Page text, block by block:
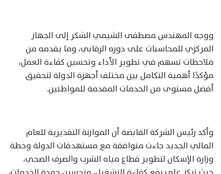
ووجه المهندس مصطفى الشيمي الشكر إلى الجهاز
المركزي للمحاسبات على دوره الرقابي، وما يقدمه من
ملاحظات تسهم في تطوير الأداء وتحسين كفاءة العمل،
مؤكدًا أهمية التكامل بين مختلف أجهزة الدولة لتحقيق
أفضل مستوى من الخدمات المقدمة للمواطنين.
وأكد رئيس الشركة القابضة أن الموازنة التقديرية للعام
المالي الجديد جاءت متوافقة مع مستهدفات الدولة وخطة
وزارة الإسكان لتطوير قطاع مياه الشرب والصرف الصحي،